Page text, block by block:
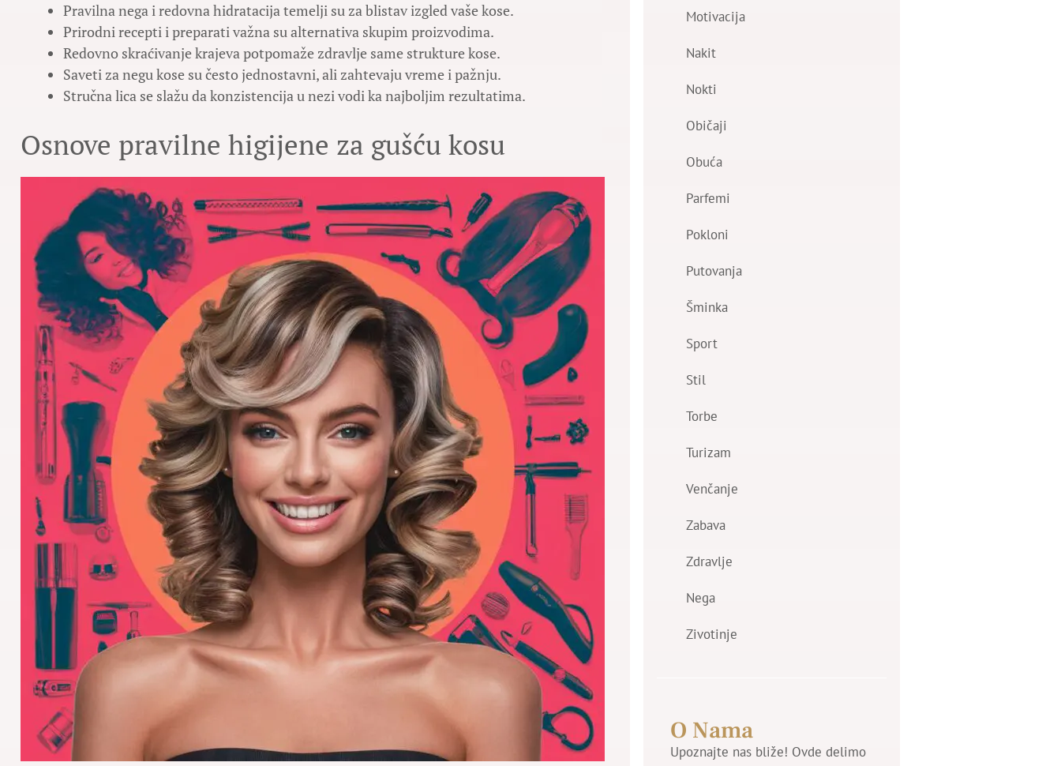
Pravilna nega i redovna hidratacija temelji su za blistav izgled vaše kose.
Prirodni recepti i preparati važna su alternativa skupim proizvodima.
Redovno skraćivanje krajeva potpomaže zdravlje same strukture kose.
Saveti za negu kose su često jednostavni, ali zahtevaju vreme i pažnju.
Stručna lica se slažu da konzistencija u nezi vodi ka najboljim rezultatima.
Osnove pravilne higijene za gušću kosu
Motivacija
Nakit
Nokti
Običaji
Obuća
Parfemi
Pokloni
Putovanja
Šminka
Sport
Stil
Torbe
Turizam
Venčanje
Zabava
Zdravlje
Nega
Zivotinje
O Nama
Upoznajte nas bliže! Ovde delimo